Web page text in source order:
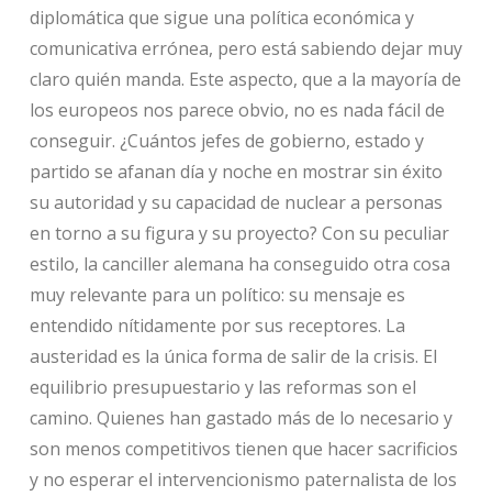
diplomática que sigue una política económica y
comunicativa errónea, pero está sabiendo dejar muy
claro quién manda. Este aspecto, que a la mayoría de
los europeos nos parece obvio, no es nada fácil de
conseguir. ¿Cuántos jefes de gobierno, estado y
partido se afanan día y noche en mostrar sin éxito
su autoridad y su capacidad de nuclear a personas
en torno a su figura y su proyecto? Con su peculiar
estilo, la canciller alemana ha conseguido otra cosa
muy relevante para un político: su mensaje es
entendido nítidamente por sus receptores. La
austeridad es la única forma de salir de la crisis. El
equilibrio presupuestario y las reformas son el
camino. Quienes han gastado más de lo necesario y
son menos competitivos tienen que hacer sacrificios
y no esperar el intervencionismo paternalista de los